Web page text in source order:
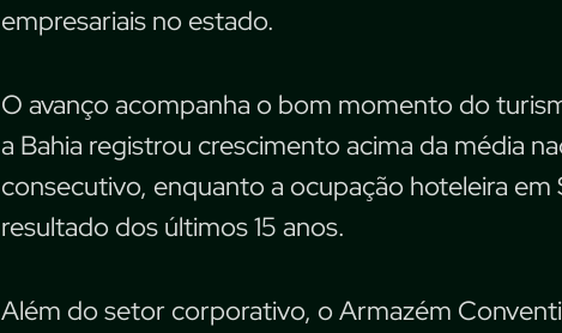
empresariais no estado.
O avanço acompanha o bom momento do
a Bahia registrou crescimento acima da média
consecutivo, enquanto a ocupação hoteleira em
resultado dos últimos 15 anos.
Além do setor corporativo, o Armazém